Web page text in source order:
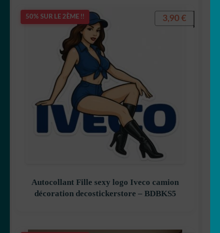
50% SUR LE 2ÈME !!
Autocollant Fille sexy logo Iveco camion
décoration decostickerstore – BDBKS5
3,90 €